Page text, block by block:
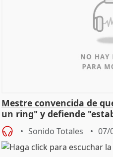
Mestre convencida de
un ring" y defiende
Vox
Sonido Totales 07/